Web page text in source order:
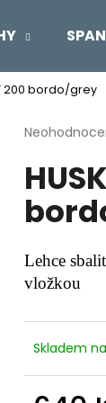
200 bordo/grey
Průměrné
produktu
je
0,0
hvězdiček.
Lehce
vložkou
Skladem